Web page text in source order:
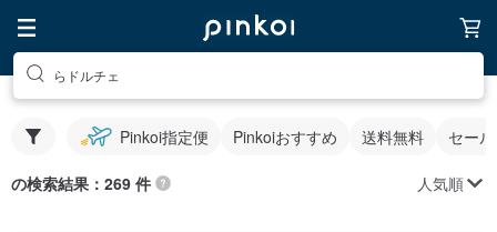
らドルチェ
Pinkoi指定便 Pinkoiおすすめ 送料無料 セー
の検索結果：269 件 人気順